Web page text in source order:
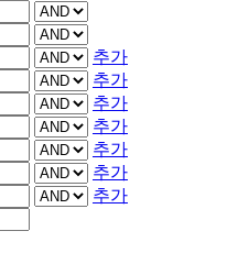
추가
추가
추가
추가
추가
추가
추가